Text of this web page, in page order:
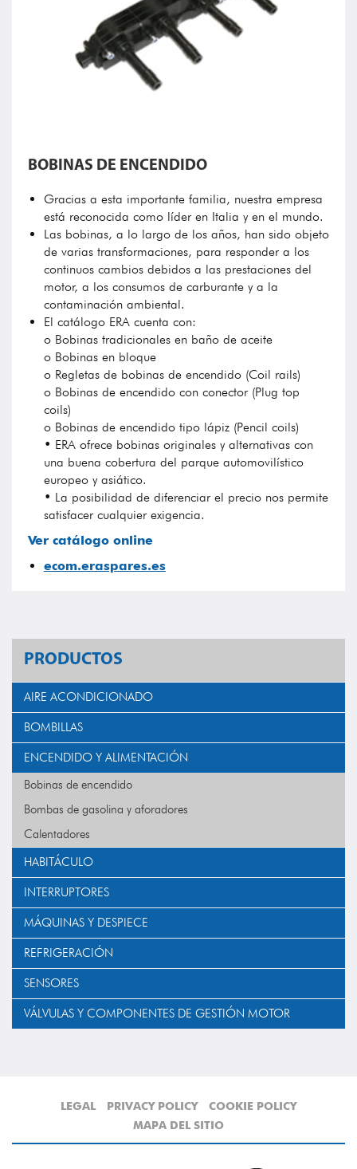
BOBINAS DE ENCENDIDO
Gracias a esta importante familia, nuestra empresa
está reconocida como líder en Italia y en el mundo.
Las bobinas, a lo largo de los años, han sido objeto
de varias transformaciones, para responder a los
continuos cambios debidos a las prestaciones del
motor, a los consumos de carburante y a la
contaminación ambiental.
El catálogo ERA cuenta con:
o Bobinas tradicionales en baño de aceite
o Bobinas en bloque
o Regletas de bobinas de encendido (Coil rails)
o Bobinas de encendido con conector (Plug top
coils)
o Bobinas de encendido tipo lápiz (Pencil coils)
• ERA ofrece bobinas originales y alternativas con
una buena cobertura del parque automovilístico
europeo y asiático.
• La posibilidad de diferenciar el precio nos permite
satisfacer cualquier exigencia.
Ver catálogo online
ecom.eraspares.es
PRODUCTOS
AIRE ACONDICIONADO
BOMBILLAS
ENCENDIDO Y ALIMENTACIÓN
Bobinas de encendido
Bombas de gasolina y aforadores
Calentadores
HABITÁCULO
INTERRUPTORES
MÁQUINAS Y DESPIECE
REFRIGERACIÓN
SENSORES
VÁLVULAS Y COMPONENTES DE GESTIÓN MOTOR
LEGAL PRIVACY POLICY
COOKIE POLICY
MAPA DEL SITIO